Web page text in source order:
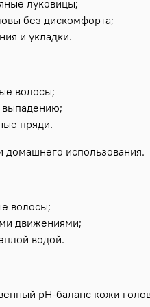
луковицы;
без дискомфорта;
и укладки.
волосы;
пряди.
домашнего использования.
волосы;
движениями;
водой.
pH-баланс кожи